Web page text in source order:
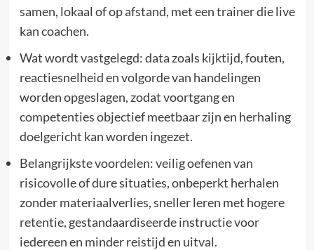
samen, lokaal of op afstand, met een trainer die live
kan coachen.
Wat wordt vastgelegd: data zoals kijktijd, fouten,
reactiesnelheid en volgorde van handelingen
worden opgeslagen, zodat voortgang en
competenties objectief meetbaar zijn en herhaling
doelgericht kan worden ingezet.
Belangrijkste voordelen: veilig oefenen van
risicovolle of dure situaties, onbeperkt herhalen
zonder materiaalverlies, sneller leren met hogere
retentie, gestandaardiseerde instructie voor
iedereen en minder reistijd en uitval.